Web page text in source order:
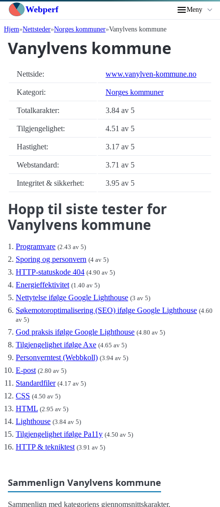
Webperf Meny
Hjem Nettsteder Norges kommuner Vanylvens kommune
Vanylvens kommune
Nettside: www.vanylven-kommune.no
Kategori: Norges kommuner
Totalkarakter: 3.84 av 5
Tilgjengelighet: 4.51 av 5
Hastighet: 3.17 av 5
Webstandard: 3.71 av 5
Integritet & sikkerhet: 3.95 av 5
Hopp til siste tester for
Vanylvens kommune
Programvare (2.43 av 5)
Sporing og personvern (4 av 5)
HTTP-statuskode 404 (4.90 av 5)
Energieffektivitet (1.40 av 5)
Nettytelse ifølge Google Lighthouse (3 av 5)
Søkemotoroptimalisering (SEO) ifølge Google Lighthouse (4.60
av 5)
God praksis ifølge Google Lighthouse (4.80 av 5)
Tilgjengelighet ifølge Axe (4.65 av 5)
Personverntest (Webbkoll) (3.94 av 5)
E-post (2.80 av 5)
Standardfiler (4.17 av 5)
CSS (4.50 av 5)
HTML (2.95 av 5)
Lighthouse (3.84 av 5)
Tilgjengelighet ifølge Pa11y (4.50 av 5)
HTTP & tekniktest (3.91 av 5)
Sammenlign Vanylvens kommune
Sammenlign med kategoriens gjennomsnittskarakter.